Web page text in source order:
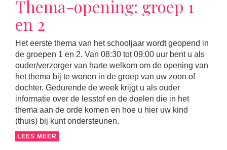
Thema-opening: groep 1
en 2
Het eerste thema van het schooljaar wordt geopend in
de groepen 1 en 2. Van 08:30 tot 09:00 uur bent u als
ouder/verzorger van harte welkom om de opening van
het thema bij te wonen in de groep van uw zoon of
dochter. Gedurende de week krijgt u als ouder
informatie over de lesstof en de doelen die in het
thema aan de orde komen en hoe u hier uw kind
(thuis) bij kunt ondersteunen.
LEES MEER